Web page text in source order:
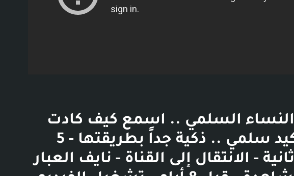
السلمي .. اسمع كيف كادت
مع زوجها كيد سلمي .. ذكية جداً بطريقتها - 5
دقائق و50 ثانية - الانتقال إلى القناة - نايف العبار